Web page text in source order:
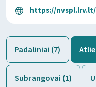
https://
Padaliniai (7)
Subrangovai (1)